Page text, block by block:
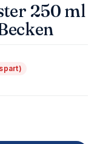
250 ml